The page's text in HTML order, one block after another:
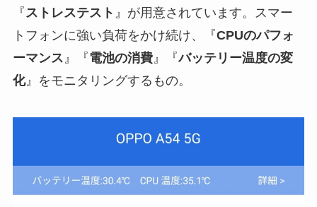
『ストレステスト 』が用意されています。スマー
トフォンに強い負荷をかけ続け、『CPUのパフォ
ーマンス』『電池の消費』『バッテリー温度の変
化』をモニタリングするもの。